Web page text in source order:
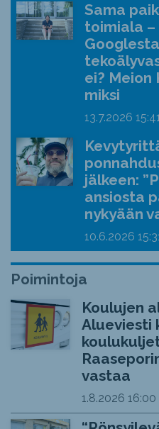
Sama
toimiala
ei?
miksi
13.7.2026
jälkeen:
ansiosta
nykyään
10.6.2026
Poimintoja
Koulujen
Alueviesti
vastaa
1.8.2026 16:00